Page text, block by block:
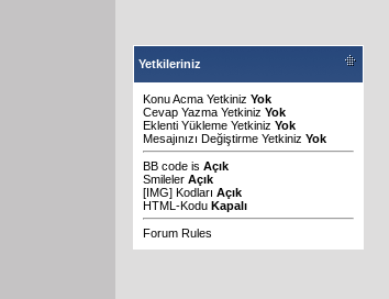
Yetkileriniz
Konu Acma Yetkiniz Yok
Cevap Yazma Yetkiniz Yok
Eklenti Yükleme Yetkiniz Yok
Mesajınızı Değiştirme Yetkiniz Yok
BB code is Açık
Smileler Açık
[IMG] Kodları Açık
HTML-Kodu Kapalı
Forum Rules